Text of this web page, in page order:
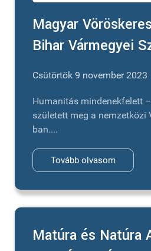
Magyar
Bihar Vármegyei
Csütörtök 9 november 2023
Humanitás mindenekfelett
született meg a nemzetközi
ban....
Tovább olvasom
Matúra és Natúra